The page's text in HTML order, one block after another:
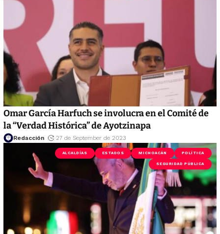
Omar García Harfuch se involucra en el Comité de
la “Verdad Histórica” de Ayotzinapa
Redacción 27 de September de 2023
ALCALDÍAS ESTADOS MICHOACÁN POLÍTICA
SEGURIDAD PÚBLICA